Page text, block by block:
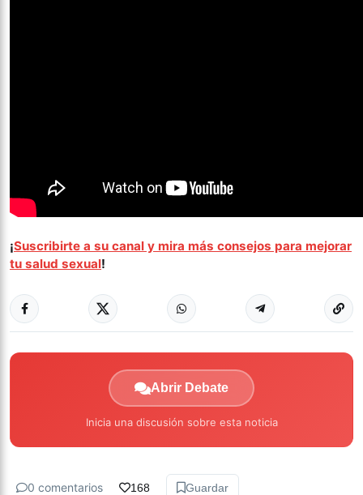
¡Suscribirte a su canal y mira más consejos para mejorar
tu salud sexual!
Abrir Debate
Inicia una discusión sobre esta noticia
0 comentarios 168 Guardar